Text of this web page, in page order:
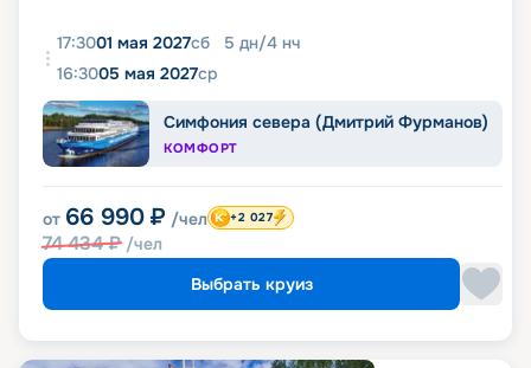
17:3001 мая 2027сб 5 дн/4 нч
16:3005 мая 2027ср
Симфония севера (Дмитрий Фурманов)
КОМФОРТ
от 66 990 ₽ /чел
74 434₽ /чел
+2 027
Выбрать круиз